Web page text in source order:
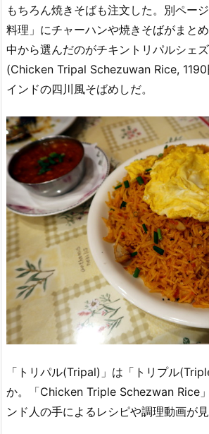
もちろん焼きそばも注文した。別ペー
料理」にチャーハンや焼きそばがまと
中から選んだのがチキントリパルシェ
(Chicken Tripal Schezuwan Rice, 1190
インドの四川風そばめしだ。
「トリパル(Tripal)」は「トリプル
か。「Chicken Triple Schezwan Rice
ンド人の手によるレシピや調理動画が見